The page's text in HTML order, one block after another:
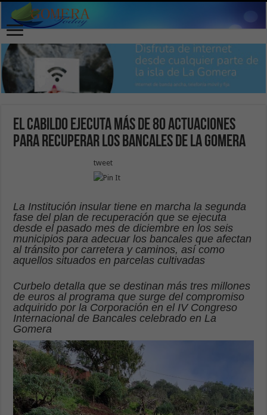
El Cabildo ejecuta más de 80 actuaciones
para recuperar los bancales de La Gomera
tweet
La Institución insular tiene en marcha la segunda
fase del plan de recuperación que se ejecuta
desde el pasado mes de diciembre en los seis
municipios para adecuar los bancales que afectan
al tránsito por carretera y caminos, así como
aquellos situados en parcelas cultivadas
Curbelo detalla que se destinan más tres millones
de euros al programa que surge del compromiso
adquirido por la Corporación en el IV Congreso
Internacional de Bancales celebrado en La
Gomera